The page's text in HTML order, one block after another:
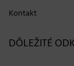
Kontakt
DÔLEŽITÉ